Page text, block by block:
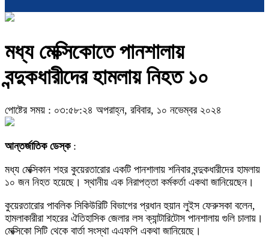
মধ্য মেক্সিকোতে পানশালায়
বন্দুকধারীদের হামলায় নিহত ১০
পোষ্টের সময় : ০৩:৫৮:২৪ অপরাহ্ন, রবিবার, ১০ নভেম্বর ২০২৪
আন্তর্জাতিক ডেস্ক:
মধ্য মেক্সিকান শহর কুয়েরতারোর একটি পানশালায় শনিবার বন্দুকধারীদের হামলায়
১০ জন নিহত হয়েছে। স্থানীয় এক নিরাপত্তা কর্মকর্তা একথা জানিয়েছেন।
কুয়েরতারোর পাবলিক সিকিউরিটি বিভাগের প্রধান হুয়ান লুইস ফেরুসকা বলেন,
হামলাকারীরা শহরের ঐতিহাসিক জেলার লস ক্যান্টারিটোস পানশালায় গুলি চালায়।
মেক্সিকো সিটি থেকে বার্তা সংস্থা এএফপি একথা জানিয়েছে।